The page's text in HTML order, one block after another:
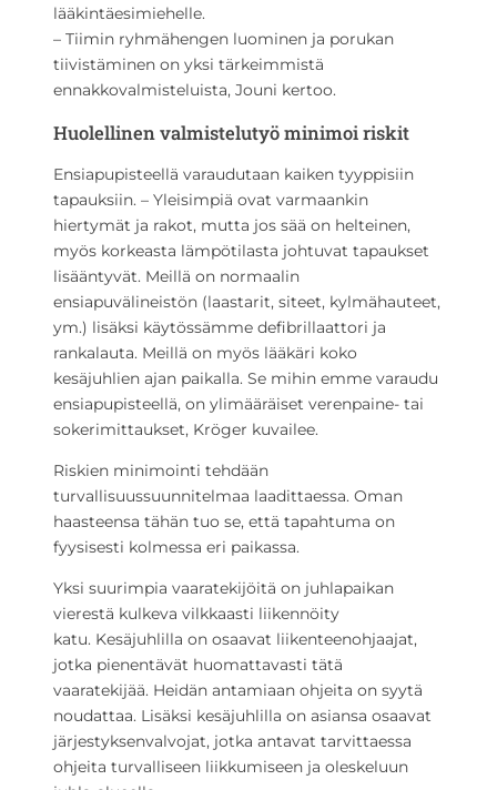
lääkintäesimiehelle.
– Tiimin ryhmähengen luominen ja porukan
tiivistäminen on yksi tärkeimmistä
ennakkovalmisteluista, Jouni kertoo.
Huolellinen valmistelutyö minimoi riskit
Ensiapupisteellä varaudutaan kaiken tyyppisiin
tapauksiin. – Yleisimpiä ovat varmaankin
hiertymät ja rakot, mutta jos sää on helteinen,
myös korkeasta lämpötilasta johtuvat tapaukset
lisääntyvät. Meillä on normaalin
ensiapuvälineistön (laastarit, siteet, kylmähauteet,
ym.) lisäksi käytössämme defibrillaattori ja
rankalauta. Meillä on myös lääkäri koko
kesäjuhlien ajan paikalla. Se mihin emme varaudu
ensiapupisteellä, on ylimääräiset verenpaine- tai
sokerimittaukset, Kröger kuvailee.
Riskien minimointi tehdään
turvallisuussuunnitelmaa laadittaessa. Oman
haasteensa tähän tuo se, että tapahtuma on
fyysisesti kolmessa eri paikassa.
Yksi suurimpia vaaratekijöitä on juhlapaikan
vierestä kulkeva vilkkaasti liikennöity
katu. Kesäjuhlilla on osaavat liikenteenohjaajat,
jotka pienentävät huomattavasti tätä
vaaratekijää. Heidän antamiaan ohjeita on syytä
noudattaa. Lisäksi kesäjuhlilla on asiansa osaavat
järjestyksenvalvojat, jotka antavat tarvittaessa
ohjeita turvalliseen liikkumiseen ja oleskeluun